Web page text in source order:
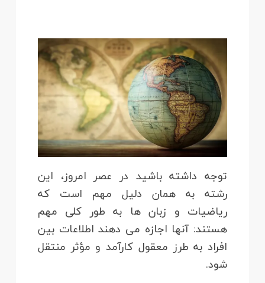
توجه داشته باشید در عصر امروز، این
رشته به همان دلیل مهم است که
ریاضیات و زبان ها به طور کلی مهم
هستند: آنها اجازه می دهند اطلاعات بین
افراد به طرز معقول کارآمد و مؤثر منتقل
شود.